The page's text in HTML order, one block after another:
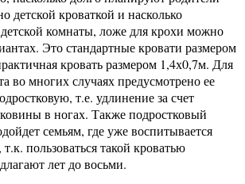
детской кроваткой и насколько
комнаты, ложе для крохи можно
Это стандартные кровати размером
кровать размером 1,4х0,7м. Для
во многих случаях предусмотрено ее
т.е. удлинение за счет
в ногах. Также подростковый
семьям, где уже воспитывается
пользоваться такой кроватью
лет до восьми.